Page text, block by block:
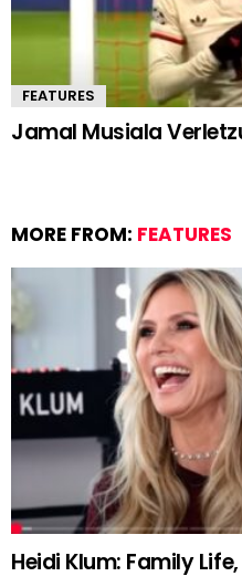
FEATURES
Jamal Musiala
MORE FROM: FEATURES
Heidi Klum: Family